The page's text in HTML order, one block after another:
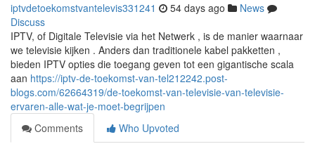
iptvdetoekomstvantelevis331241 54 days ago
News
Discuss
IPTV, of Digitale Televisie via het Netwerk , is de manier waarnaar
we televisie kijken . Anders dan traditionele kabel pakketten ,
bieden IPTV opties die toegang geven tot een gigantische scala
aan https://iptv-de-toekomst-van-tel212242.post-
blogs.com/62664319/de-toekomst-van-televisie-van-televisie-
ervaren-alle-wat-je-moet-begrijpen
Comments
Who Upvoted